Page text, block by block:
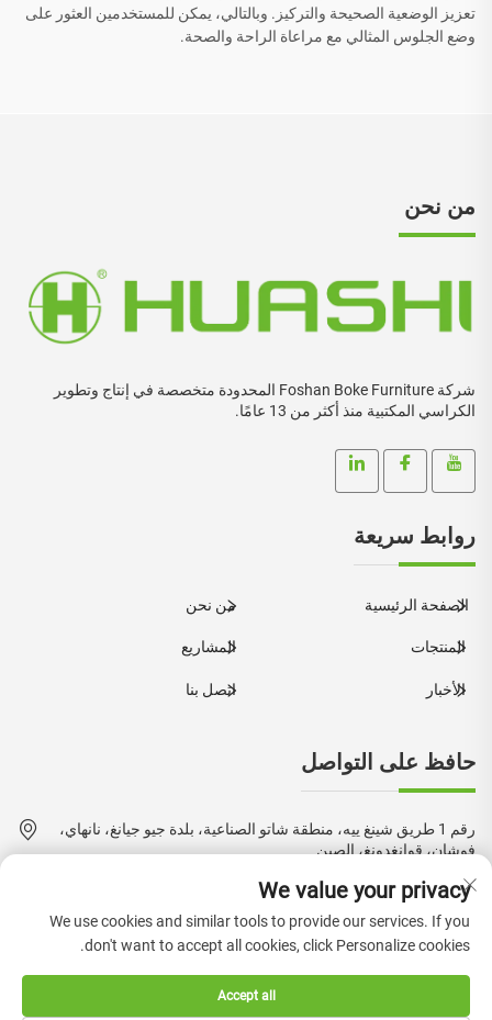
تعزيز الوضعية الصحيحة والتركيز. وبالتالي، يمكن للمستخدمين العثور على
وضع الجلوس المثالي مع مراعاة الراحة والصحة.
من نحن
شركة Foshan Boke Furniture المحدودة متخصصة في إنتاج وتطوير
الكراسي المكتبية منذ أكثر من 13 عامًا.
روابط سريعة
الصفحة الرئيسية من نحن
المنتجات المشاريع
الأخبار اتصل بنا
حافظ على التواصل
رقم 1 طريق شينغ ييه، منطقة شاتو الصناعية، بلدة جيو جيانغ، نانهاي،
فوشان، قوانغدونغ، الصين
+86-18924550960
We value your privacy
We use cookies and similar tools to provide our services. If you
don't want to accept all cookies, click Personalize cookies.
Accept all